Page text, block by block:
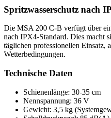
Spritzwasserschutz nach
Die MSA 200 C-B verfügt über
nach IPX4-Standard. Dies macht
täglichen professionellen Einsatz,
Wetterbedingungen.
Technische Daten
Schienenlänge: 30-35 cm
Nennspannung: 36 V
Gewicht: 3,5 kg